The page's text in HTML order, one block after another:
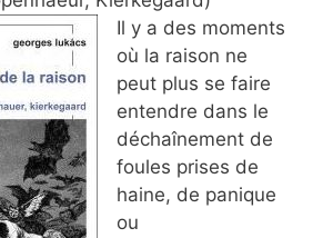
Il y a des moments
où la raison ne
peut plus se faire
entendre dans le
déchaînement de
foules prises de
haine, de panique
ou